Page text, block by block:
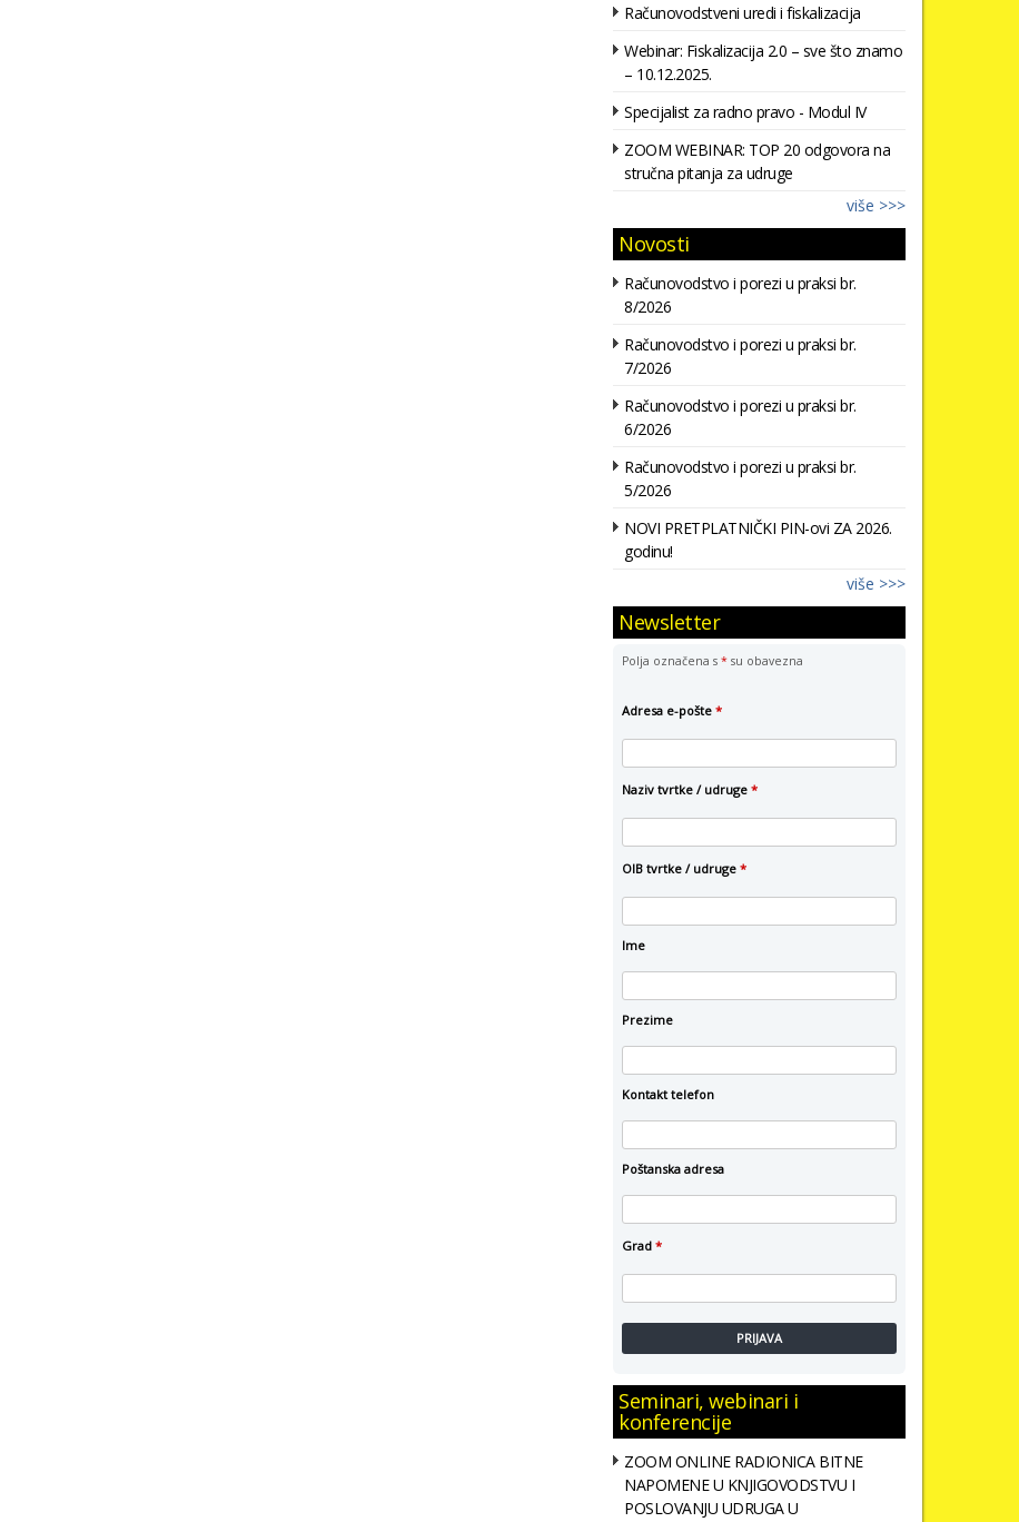
Računovodstveni uredi i fiskalizacija
Webinar: Fiskalizacija 2.0 – sve što znamo
– 10.12.2025.
Specijalist za radno pravo - Modul IV
ZOOM WEBINAR: TOP 20 odgovora na
stručna pitanja za udruge
više >>>
Novosti
Računovodstvo i porezi u praksi br.
8/2026
Računovodstvo i porezi u praksi br.
7/2026
Računovodstvo i porezi u praksi br.
6/2026
Računovodstvo i porezi u praksi br.
5/2026
NOVI PRETPLATNIČKI PIN-ovi ZA 2026.
godinu!
više >>>
Newsletter
Polja označena s* su obavezna
Adresa e-pošte*
Naziv tvrtke / udruge*
OIB tvrtke / udruge*
Ime
Prezime
Kontakt telefon
Poštanska adresa
Grad*
PRIJAVA
Seminari, webinari i
konferencije
ZOOM ONLINE RADIONICA BITNE
NAPOMENE U KNJIGOVODSTVU I
POSLOVANJU UDRUGA U